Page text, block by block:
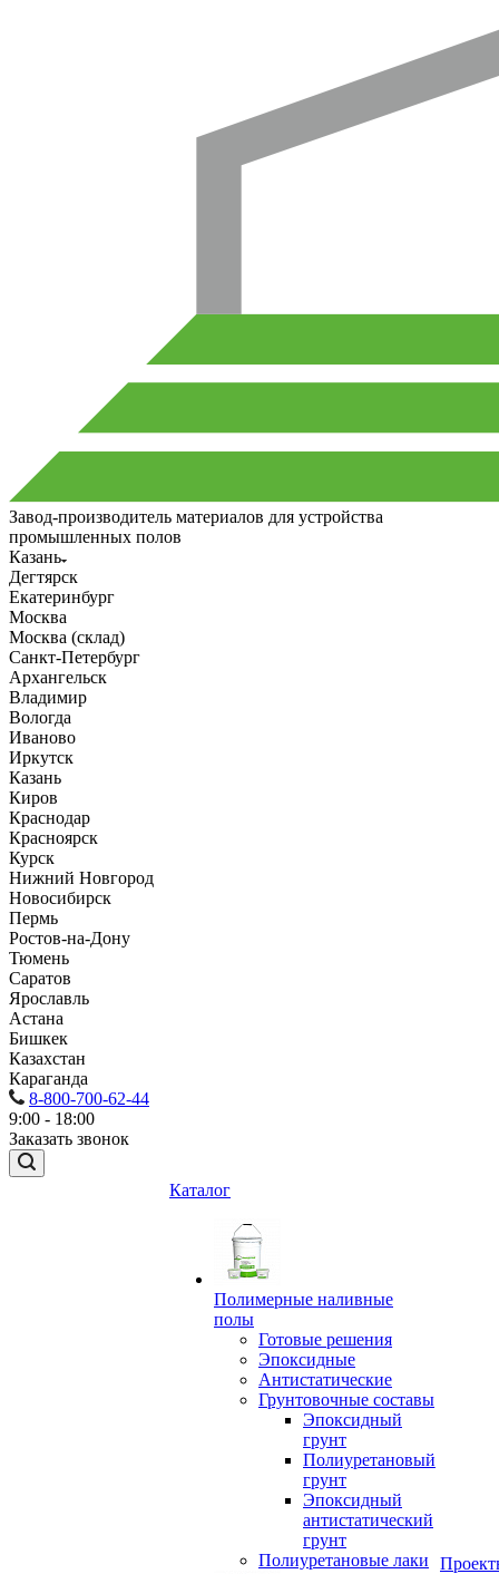
Завод-производитель материалов для устройства
промышленных полов
Казань
Дегтярск
Екатеринбург
Москва
Москва (склад)
Санкт-Петербург
Архангельск
Владимир
Вологда
Иваново
Иркутск
Казань
Киров
Краснодар
Красноярск
Курск
Нижний Новгород
Новосибирск
Пермь
Ростов-на-Дону
Тюмень
Саратов
Ярославль
Астана
Бишкек
Казахстан
Караганда
8-800-700-62-44
9:00 - 18:00
Заказать звонок
Каталог
Полимерные наливные
полы
Готовые решения
Эпоксидные
Антистатические
Грунтовочные составы
Эпоксидный
грунт
Полиуретановый
грунт
Эпоксидный
антистатический
грунт
Полиуретановые лаки